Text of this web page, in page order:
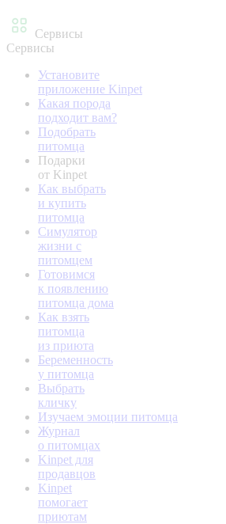
Сервисы
Сервисы
Установите
приложение Kinpet
Какая порода
подходит вам?
Подобрать
питомца
Подарки
от Kinpet
Как выбрать
и купить
питомца
Симулятор
жизни с
питомцем
Готовимся
к появлению
питомца дома
Как взять
питомца
из приюта
Беременность
у питомца
Выбрать
кличку
Изучаем эмоции питомца
Журнал
о питомцах
Kinpet для
продавцов
Kinpet
помогает
приютам